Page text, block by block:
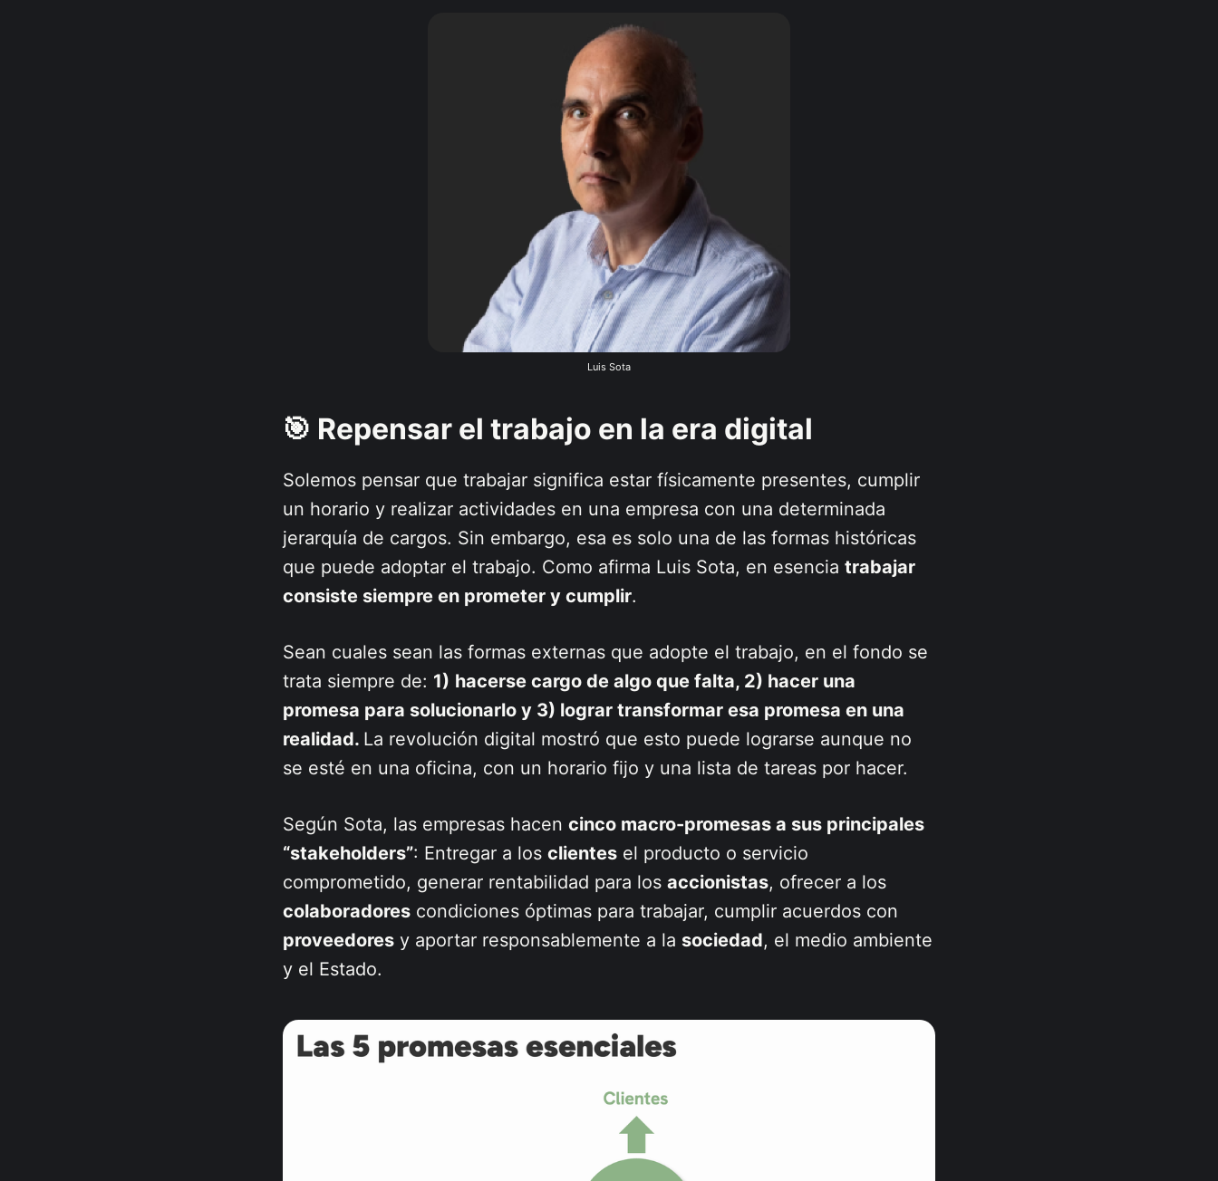
Luis Sota
🎯 Repensar el trabajo en la era digital
Solemos pensar que trabajar significa estar físicamente presentes, cumplir
un horario y realizar actividades en una empresa con una determinada
jerarquía de cargos. Sin embargo, esa es solo una de las formas históricas
que puede adoptar el trabajo. Como afirma Luis Sota, en esencia trabajar
consiste siempre en prometer y cumplir.
Sean cuales sean las formas externas que adopte el trabajo, en el fondo se
trata siempre de: 1) hacerse cargo de algo que falta, 2) hacer una
promesa para solucionarlo y 3) lograr transformar esa promesa en una
realidad. La revolución digital mostró que esto puede lograrse aunque no
se esté en una oficina, con un horario fijo y una lista de tareas por hacer.
Según Sota, las empresas hacen cinco macro-promesas a sus principales
“stakeholders”: Entregar a los clientes el producto o servicio
comprometido, generar rentabilidad para los accionistas, ofrecer a los
colaboradores condiciones óptimas para trabajar, cumplir acuerdos con
proveedores y aportar responsablemente a la sociedad, el medio ambiente
y el Estado.